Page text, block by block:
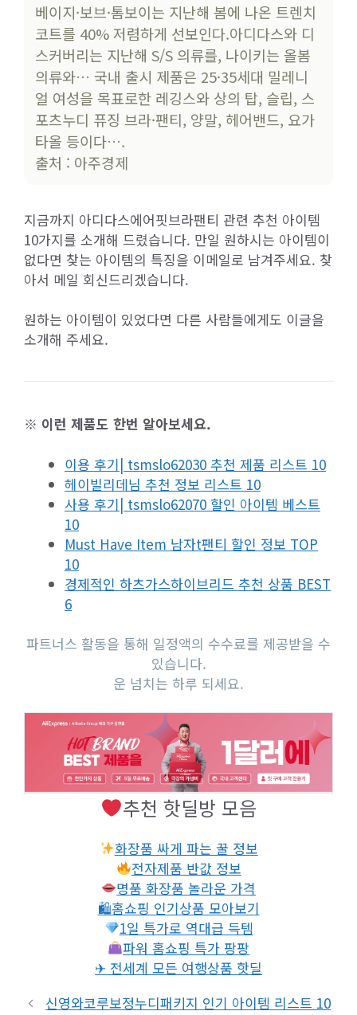
베이지·보브·톰보이는 지난해 봄에 나온 트렌치
코트를 40% 저렴하게 선보인다.아디다스와 디
스커버리는 지난해 S/S 의류를, 나이키는 올봄
의류와… 국내 출시 제품은 25·35세대 밀레니
얼 여성을 목표로한 레깅스와 상의 탑, 슬립, 스
포츠누디 퓨징 브라·팬티, 양말, 헤어밴드, 요가
타올 등이다….
출처 : 아주경제
지금까지 아디다스에어핏브라팬티 관련 추천 아이템
10가지를 소개해 드렸습니다. 만일 원하시는 아이템이
없다면 찾는 아이템의 특징을 이메일로 남겨주세요. 찾
아서 메일 회신드리겠습니다.
원하는 아이템이 있었다면 다른 사람들에게도 이글을
소개해 주세요.
※ 이런 제품도 한번 알아보세요.
이용 후기| tsmslo62030 추천 제품 리스트 10
헤이빌리데님 추천 정보 리스트 10
사용 후기| tsmslo62070 할인 아이템 베스트
10
Must Have Item 남자t팬티 할인 정보 TOP
10
경제적인 하츠가스하이브리드 추천 상품 BEST
6
파트너스 활동을 통해 일정액의 수수료를 제공받을 수
있습니다.
운 넘치는 하루 되세요.
추천 핫딜방 모음
화장품 싸게 파는 꿀 정보
전자제품 반값 정보
명품 화장품 놀라운 가격
🛍홈쇼핑 인기상품 모아보기
1일 특가로 역대급 득템
파워 홈쇼핑 특가 팡팡
✈ 전세계 모든 여행상품 핫딜
신영와코루보정누디패키지 인기 아이템 리스트 10